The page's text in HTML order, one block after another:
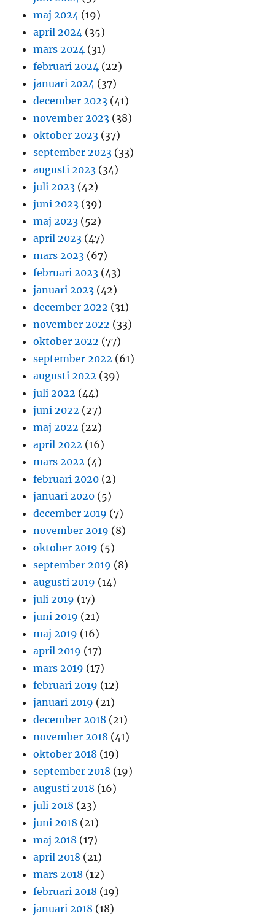
maj 2024 (19)
april 2024 (35)
mars 2024 (31)
februari 2024 (22)
januari 2024 (37)
december 2023 (41)
november 2023 (38)
oktober 2023 (37)
september 2023 (33)
augusti 2023 (34)
juli 2023 (42)
juni 2023 (39)
maj 2023 (52)
april 2023 (47)
mars 2023 (67)
februari 2023 (43)
januari 2023 (42)
december 2022 (31)
november 2022 (33)
oktober 2022 (77)
september 2022 (61)
augusti 2022 (39)
juli 2022 (44)
juni 2022 (27)
maj 2022 (22)
april 2022 (16)
mars 2022 (4)
februari 2020 (2)
januari 2020 (5)
december 2019 (7)
november 2019 (8)
oktober 2019 (5)
september 2019 (8)
augusti 2019 (14)
juli 2019 (17)
juni 2019 (21)
maj 2019 (16)
april 2019 (17)
mars 2019 (17)
februari 2019 (12)
januari 2019 (21)
december 2018 (21)
november 2018 (41)
oktober 2018 (19)
september 2018 (19)
augusti 2018 (16)
juli 2018 (23)
juni 2018 (21)
maj 2018 (17)
april 2018 (21)
mars 2018 (12)
februari 2018 (19)
januari 2018 (18)